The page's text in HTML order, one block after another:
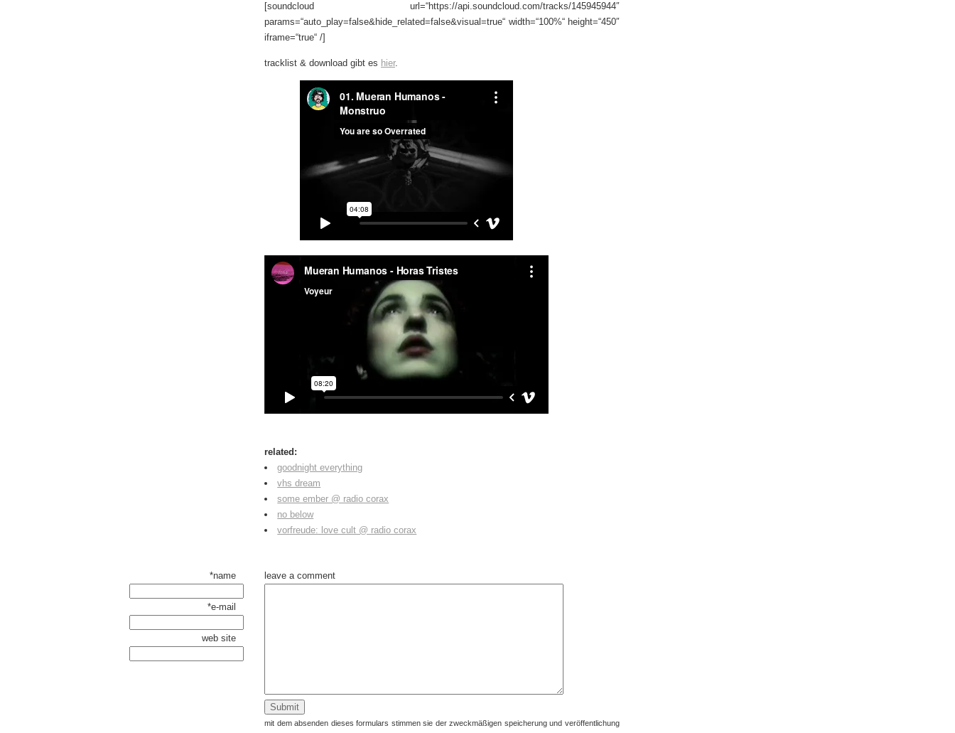
[soundcloud url=“https://api.soundcloud.com/tracks/145945944″
params=“auto_play=false&hide_related=false&visual=true“ width=“100%“ height=“450″
iframe=“true“ /]
tracklist & download gibt es hier.
related:
goodnight everything
vhs dream
some ember @ radio corax
no below
vorfreude: love cult @ radio corax
*name
*e-mail
web site
leave a comment
mit dem absenden dieses formulars stimmen sie der zweckmäßigen speicherung und veröffentlichung